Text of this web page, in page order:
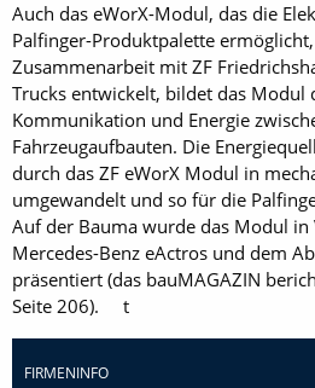
Auch das eWorX-Modul, das die
Palfinger-Produktpalette
Zusammenarbeit mit ZF
Trucks entwickelt, bildet das Modul
Kommunikation und Energie
Fahrzeugaufbauten. Die
durch das ZF eWorX Modul in
umgewandelt und so für die
Auf der Bauma wurde das Modul
Mercedes-Benz eActros und dem
präsentiert (das bauMAGAZIN
Seite 206). t
FIRMENINFO